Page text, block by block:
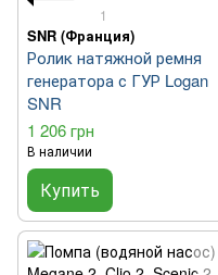
1
SNR (Франция)
Ролик натяжной ремня
генератора с ГУР Logan
SNR
1 206 грн
В наличии
Купить